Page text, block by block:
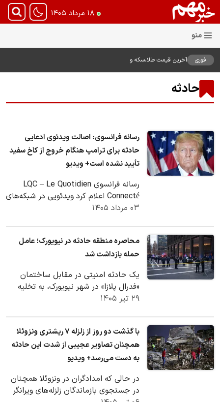
۱۸ مرداد ۱۴۰۵
فوری
آخرین قیمت طلا،سکه و
حادثه
رسانه فرانسوی: اصالت ویدئوی ادعایی
حادثه برای ترامپ هنگام خروج از کاخ سفید
تأیید نشده است+ ویدیو
رسانه فرانسوی LQC – Le Quotidien
Connecté اعلام کرد ویدئویی در شبکه‌های
اجتماعی منتشر شده که ادعا می‌شود
۰۳ مرداد ۱۴۰۵
محاصره منطقه حادثه در نیویورک؛ عامل
حمله بازداشت شد
یک حادثه امنیتی در مقابل ساختمان
«فدرال پلازا» در شهر نیویورک، به تخلیه
این ساختمان و حضور گسترده نیروهای
۲۹ تیر ۱۴۰۵
با گذشت دو روز از زلزله ۷ ریشتری ونزوئلا
همچنان تصاویر عجیبی از شدت این حادثه
به دست می‌رسد+ ویدیو
در حالی که امدادگران در ونزوئلا همچنان
در جستجوی بازماندگان زلزله‌های ویرانگر